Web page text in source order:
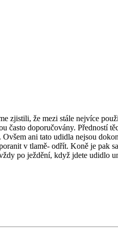
zjistili, že mezi stále nejvíce
doporučovány. Předností
ani tato udidla nejsou
v tlamě- odřít. Koně je pak
po ježdění, když jdete udidlo